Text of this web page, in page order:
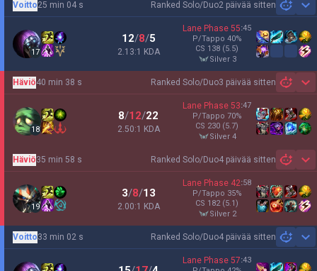
Ranked Solo/Duo2 päivää sitten
Voitto25 min 04 s
17
12/8/5
2.13:1 KDA
Lane Phase 55:45
P/Tappo 40%
CS 138 (5.5)
silver 3
Ranked Solo/Duo3 päivää sitten
Häviö40 min 38 s
18
8/12/22
2.50:1 KDA
Lane Phase 53:47
P/Tappo 70%
CS 230 (5.7)
silver 4
Ranked Solo/Duo4 päivää sitten
Häviö35 min 58 s
19
3/8/13
2.00:1 KDA
Lane Phase 42:58
P/Tappo 35%
CS 182 (5.1)
silver 2
Ranked Solo/Duo4 päivää sitten
Voitto33 min 02 s
Lane Phase 57:43